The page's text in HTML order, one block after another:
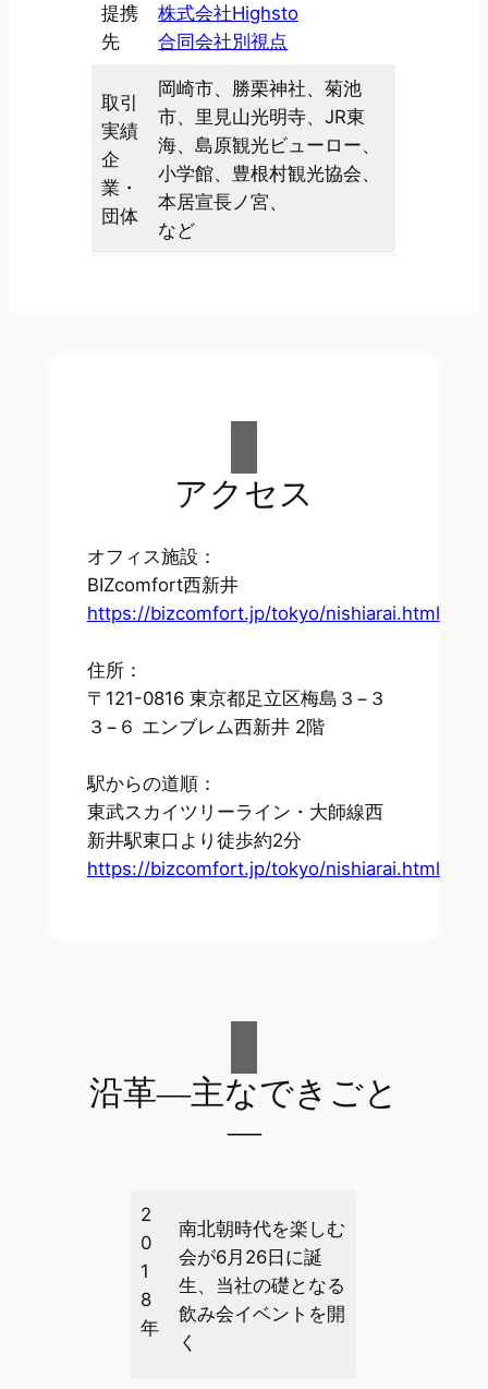
提携
先
株式会社Highsto
合同会社別視点
取引
実績
企
業・
団体
岡崎市、勝栗神社、菊池
市、里見山光明寺、JR東
海、島原観光ビューロー、
小学館、豊根村観光協会、
本居宣長ノ宮、
など
アクセス
オフィス施設：
BIZcomfort西新井
https://bizcomfort.jp/tokyo/nishiarai.html
住所：
〒121-0816 東京都足立区梅島３−３
３−６ エンブレム西新井 2階
駅からの道順：
東武スカイツリーライン・大師線西
新井駅東口より徒歩約2分
https://bizcomfort.jp/tokyo/nishiarai.html
沿革―主なできごと
―
2
0
1
8
年
南北朝時代を楽しむ
会が6月26日に誕
生、当社の礎となる
飲み会イベントを開
く